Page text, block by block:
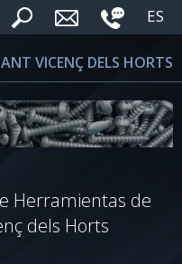
ES
VICENÇ DELS HORTS
Herramientas de
dels Horts